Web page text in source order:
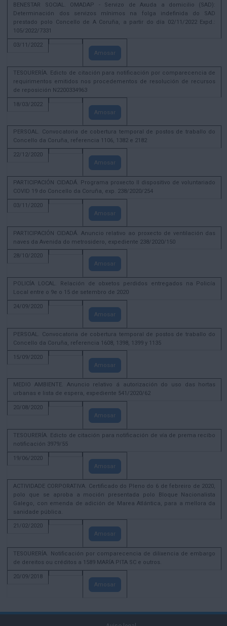
BENESTAR SOCIAL. OMADAP - Servizo de Axuda a domicilio (SAD):
Determinación dos servizos mínimos na folga indefinida do SAD
prestado polo Concello de A Coruña, a partir do día 02/11/2022 Expd.:
105/2022/7331
03/11/2022
Amosar
TESOURERÍA. Edicto de citación para notificación por comparecencia de
requirimentos emitidos nos procedementos de resolución de recursos
de reposición N2200334963
18/03/2022
Amosar
PERSOAL. Convocatoria de cobertura temporal de postos de traballo do
Concello da Coruña, referencia 1106, 1382 e 2182
22/12/2020
Amosar
PARTICIPACIÓN CIDADÁ. Programa proxecto II dispositivo de voluntariado
COVID 19 do Concello da Coruña, exp. 238/2020/254
03/11/2020
Amosar
PARTICIPACIÓN CIDADÁ. Anuncio relativo ao proxecto de ventilación das
naves da Avenida do metrosidero, expediente 238/2020/150
28/10/2020
Amosar
POLICÍA LOCAL. Relación de obxetos perdidos entregados na Policía
Local entre o 9e o 15 de setembro de 2020
24/09/2020
Amosar
PERSOAL. Convocatoria de cobertura temporal de postos de traballo do
Concello da Coruña, referencia 1608, 1398, 1399 y 1135
15/09/2020
Amosar
MEDIO AMBIENTE. Anuncio relativo á autorización do uso das hortas
urbanas e lista de espera, expediente 541/2020/62
20/08/2020
Amosar
TESOURERÍA. Edicto de citación para notificación de vía de prema recibo
notificación 3979/55
19/06/2020
Amosar
ACTIVIDADE CORPORATIVA. Certificado do Pleno do 6 de febreiro de 2020,
polo que se aproba a moción presentada polo Bloque Nacionalista
Galego, con emenda de adición de Marea Atlántica, para a mellora da
sanidade pública.
21/02/2020
Amosar
TESOURERÍA. Notificación por comparecencia de dilixencia de embargo
de dereitos ou créditos a 1589 MARÍA PITA SC e outros.
20/09/2018
Amosar